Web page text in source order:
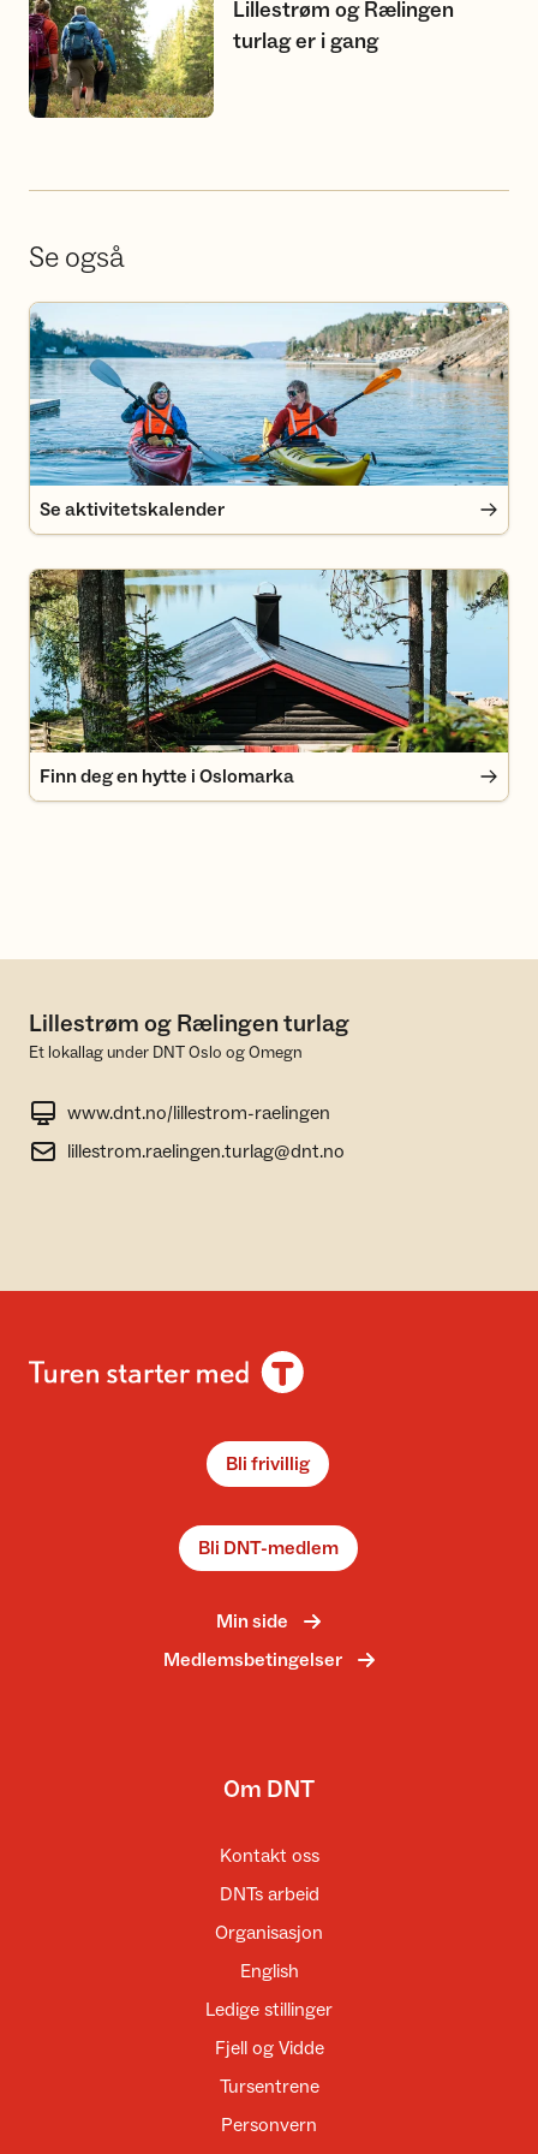
Lillestrøm og Rælingen
turlag er i gang
Se også
Se aktivitetskalender
Se aktivitetskalender
Finn deg en hytte i Oslomarka
Finn deg en hytte i Oslomarka
Lillestrøm og Rælingen turlag
Et lokallag under DNT Oslo og Omegn
www.dnt.no/lillestrom-raelingen
lillestrom.raelingen.turlag@dnt.no
Bli frivillig
Bli DNT-medlem
Min side
Medlemsbetingelser
Om DNT
Kontakt oss
DNTs arbeid
Organisasjon
English
Ledige stillinger
Fjell og Vidde
Tursentrene
Personvern